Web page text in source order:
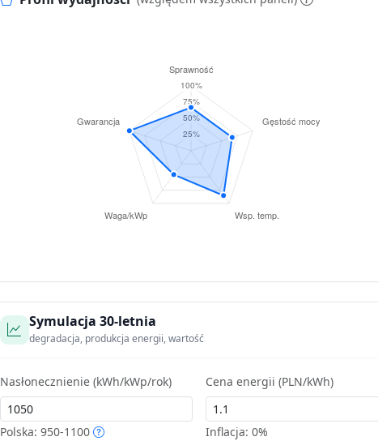
Symulacja 30-letnia
degradacja, produkcja energii, wartość
Nasłonecznienie (kWh/kWp/rok)
Polska: 950-1100
Cena energii (PLN/kWh)
Inflacja:0%